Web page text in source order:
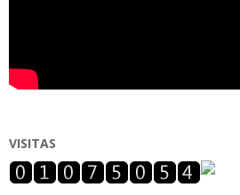
VISITAS